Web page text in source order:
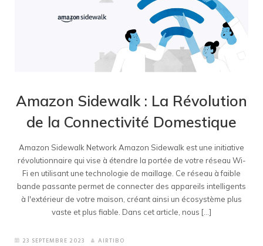
Amazon Sidewalk : La Révolution
de la Connectivité Domestique
Amazon Sidewalk Network Amazon Sidewalk est une initiative
révolutionnaire qui vise à étendre la portée de votre réseau Wi-
Fi en utilisant une technologie de maillage. Ce réseau à faible
bande passante permet de connecter des appareils intelligents
à l'extérieur de votre maison, créant ainsi un écosystème plus
vaste et plus fiable. Dans cet article, nous [...]
23 SEPTEMBRE 2023
AIRTIBO